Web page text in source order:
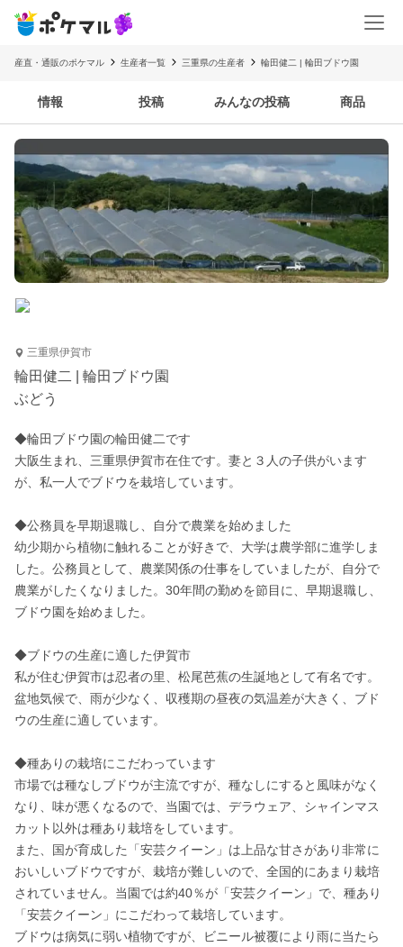
産直・通販のポケマル 生産者一覧 三重県の生産者 輪田健二 | 輪田ブドウ園
情報 投稿 みんなの投稿 商品
三重県伊賀市
輪田健二 | 輪田ブドウ園
ぶどう
◆輪田ブドウ園の輪田健二です
大阪生まれ、三重県伊賀市在住です。妻と３人の子供がいます
が、私一人でブドウを栽培しています。
◆公務員を早期退職し、自分で農業を始めました
幼少期から植物に触れることが好きで、大学は農学部に進学しま
した。公務員として、農業関係の仕事をしていましたが、自分で
農業がしたくなりました。30年間の勤めを節目に、早期退職し、
ブドウ園を始めました。
◆ブドウの生産に適した伊賀市
私が住む伊賀市は忍者の里、松尾芭蕉の生誕地として有名です。
盆地気候で、雨が少なく、収穫期の昼夜の気温差が大きく、ブド
ウの生産に適しています。
◆種ありの栽培にこだわっています
市場では種なしブドウが主流ですが、種なしにすると風味がなく
なり、味が悪くなるので、当園では、デラウェア、シャインマス
カット以外は種あり栽培をしています。
また、国が育成した「安芸クイーン」は上品な甘さがあり非常に
おいしいブドウですが、栽培が難しいので、全国的にあまり栽培
されていません。当園では約40％が「安芸クイーン」で、種あり
「安芸クイーン」にこだわって栽培しています。
ブドウは病気に弱い植物ですが、ビニール被覆により雨に当たら